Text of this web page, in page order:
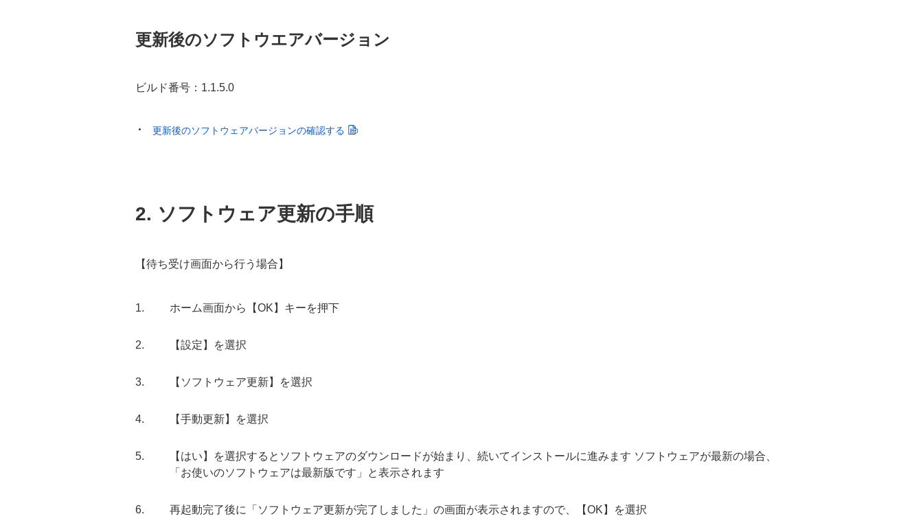
更新後のソフトウエアバージョン
ビルド番号：1.1.5.0
更新後のソフトウェアバージョンの確認する
2. ソフトウェア更新の手順
【待ち受け画面から行う場合】
ホーム画面から【OK】キーを押下
【設定】を選択
【ソフトウェア更新】を選択
【手動更新】を選択
【はい】を選択するとソフトウェアのダウンロードが始まり、続いてインストールに進みます ソフトウェアが最新の場合、
「お使いのソフトウェアは最新版です」と表示されます
再起動完了後に「ソフトウェア更新が完了しました」の画面が表示されますので、【OK】を選択